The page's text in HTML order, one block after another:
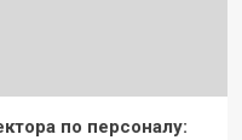
по персоналу: